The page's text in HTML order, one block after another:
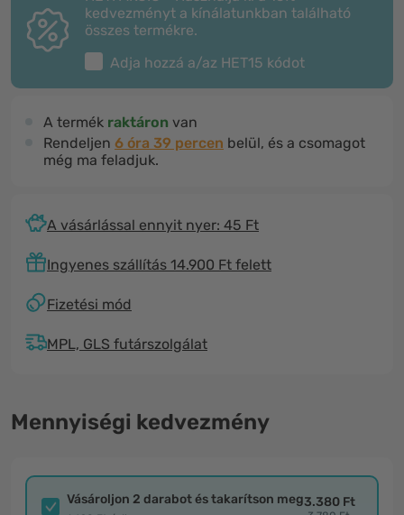
kedvezményt a kínálatunkban található
összes termékre.
Adja hozzá a/az HET15 kódot
A termék raktáron van
Rendeljen 6 óra 39 percen belül, és a csomagot
még ma feladjuk.
A vásárlással ennyit nyer: 45 Ft
Ingyenes szállítás 14.900 Ft felett
Fizetési mód
MPL, GLS futárszolgálat
Mennyiségi kedvezmény
Vásároljon 2 darabot és takarítson meg3.380 Ft